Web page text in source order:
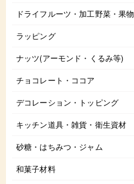
ドライフルーツ・加工野菜・果物
ラッピング
ナッツ(アーモンド・くるみ等)
チョコレート・ココア
デコレーション・トッピング
キッチン道具・雑貨・衛生資材
砂糖・はちみつ・ジャム
和菓子材料